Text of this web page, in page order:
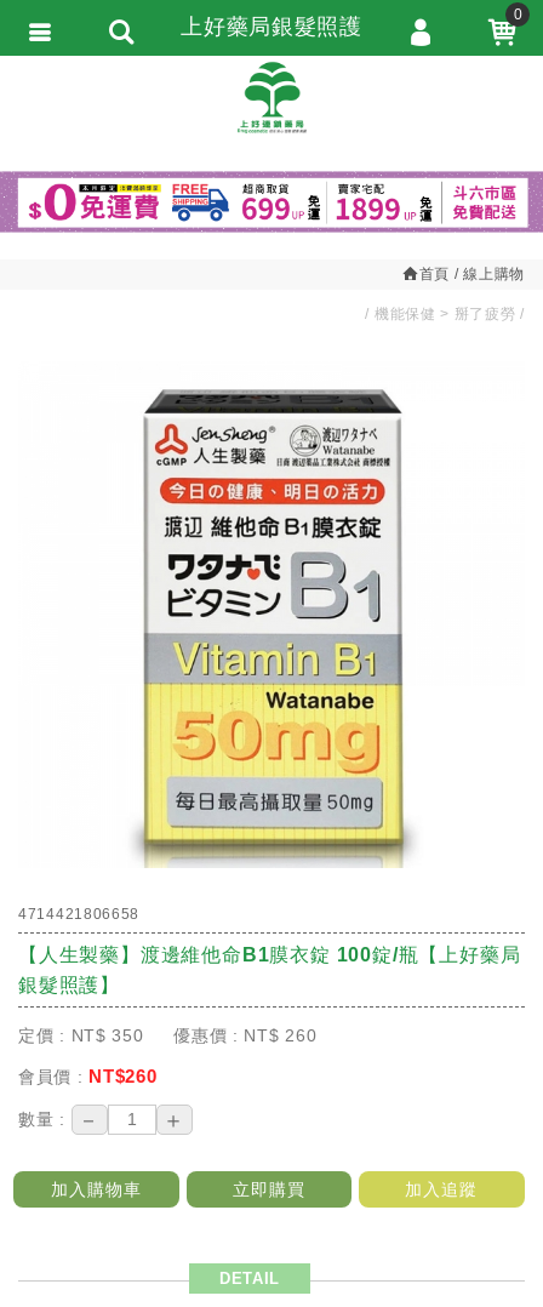
首頁 線上購物
機能保健 掰了疲勞
4714421806658
【人生製藥】渡邊維他命B1膜衣錠 100錠/瓶【上好藥局
銀髮照護】
定價 : NT$ 350 優惠價 : NT$ 260
會員價 : NT$260
數量 : － ＋
加入購物車 立即購買 加入追蹤
DETAIL
上好藥局銀髮照護 0
會員登入
會員註冊
忘記密碼
訂單查詢
繁體中文